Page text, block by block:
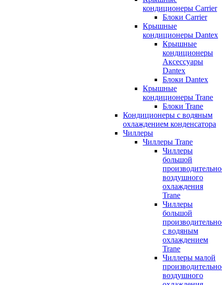
кондиционеры Carrier
Блоки Carrier
Крышные
кондиционеры Dantex
Крышные
кондиционеры
Аксессуары
Dantex
Блоки Dantex
Крышные
кондиционеры Trane
Блоки Trane
Кондиционеры с водяным
охлаждением конденсатора
Чиллеры
Чиллеры Trane
Чиллеры
большой
воздушного
охлаждения
Trane
Чиллеры
большой
с водяным
охлаждением
Trane
Чиллеры малой
воздушного